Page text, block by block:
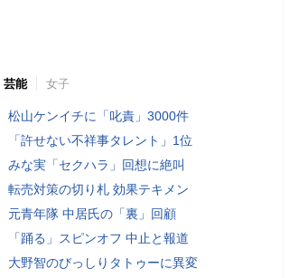
芸能 女子
松山ケンイチに「叱責」3000件
「許せない不祥事タレント」1位
みな実「セクハラ」回想に絶叫
転売対策の切り札 効果テキメン
元青年隊 中居氏の「裏」回顧
「踊る」スピンオフ 中止と報道
大野智のびっしりタトゥーに異変